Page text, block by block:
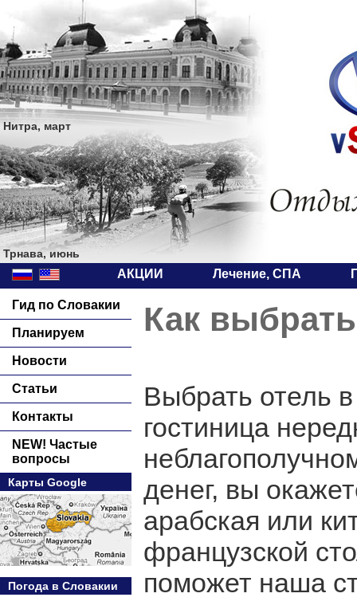
Нитра, март
Трнава, июнь
АКЦИИ Лечение, СПА
Гид по Словакии
Планируем
Новости
Статьи
Контакты
NEW! Частые
вопросы
Карты Google
Погода в Словакии
Как
Выбрать отель
гостиница
денег, вы
арабская или
французской
поможет наша